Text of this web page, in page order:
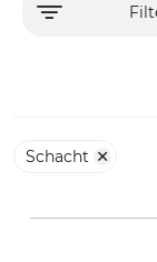
Schacht